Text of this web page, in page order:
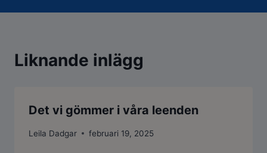
Liknande inlägg
Det vi gömmer i våra leenden
Leila Dadgar februari 19, 2025